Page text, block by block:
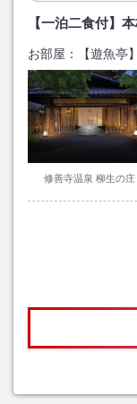
【一泊二食付】
お部屋： 【遊魚亭
修善寺温泉 柳生の庄